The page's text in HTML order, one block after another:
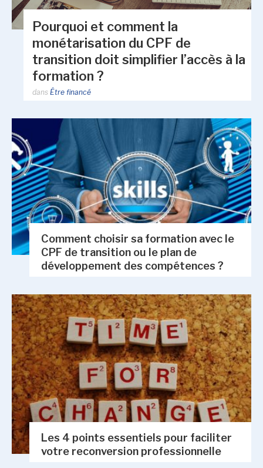
Pourquoi et comment la
monétarisation du CPF de
transition doit simplifier l’accès à la
formation ?
dans Être financé
Comment choisir sa formation avec le
CPF de transition ou le plan de
développement des compétences ?
Les 4 points essentiels pour faciliter
votre reconversion professionnelle